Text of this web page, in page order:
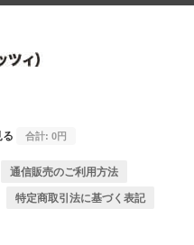
る 合計: 0円
通信販売のご利用方法
特定商取引法に基づく表記